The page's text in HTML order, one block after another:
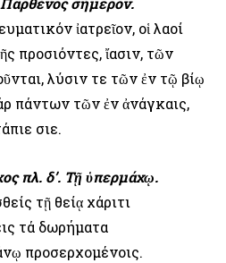
ἰατρεῖον, οἱ λαοί
προσιόντες, ἴασιν, τῶν
λύσιν τε τῶν ἐν τῷ βίῳ
πάντων τῶν ἐν ἀνάγκαις,
Ὅσιε.
πλ. δ’. Τῇ ὑπερμάχῳ.
τῇ θείᾳ χάριτι
τά δωρήματα
προσερχομένοις.